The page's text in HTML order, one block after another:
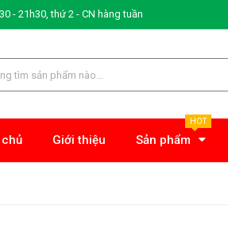
- 21h30, thứ 2 - CN hàng tuần
Giới thiệu Sản phẩm
HOT